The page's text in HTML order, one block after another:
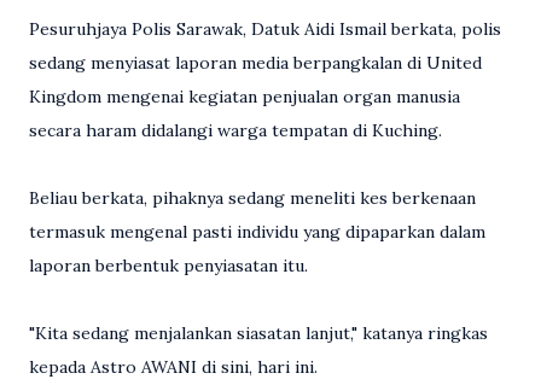
Pesuruhjaya Polis Sarawak, Datuk Aidi Ismail berkata, polis
sedang menyiasat laporan media berpangkalan di United
Kingdom mengenai kegiatan penjualan organ manusia
secara haram didalangi warga tempatan di Kuching.
Beliau berkata, pihaknya sedang meneliti kes berkenaan
termasuk mengenal pasti individu yang dipaparkan dalam
laporan berbentuk penyiasatan itu.
"Kita sedang menjalankan siasatan lanjut," katanya ringkas
kepada Astro AWANI di sini, hari ini.